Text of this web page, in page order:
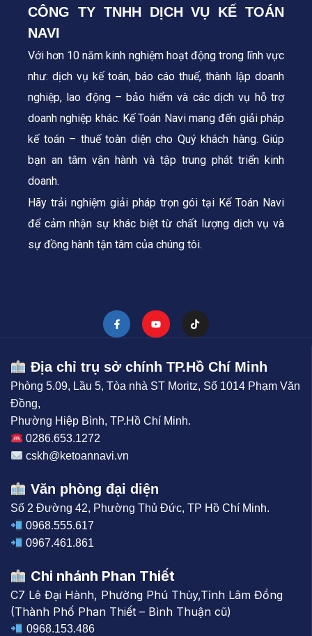
CÔNG TY TNHH DỊCH VỤ KẾ TOÁN
NAVI
Với hơn 10 năm kinh nghiệm hoạt động trong lĩnh vực
như: dịch vụ kế toán, báo cáo thuế, thành lập doanh
nghiệp, lao động – bảo hiểm và các dịch vụ hỗ trợ
doanh nghiệp khác. Kế Toán Navi mang đến giải pháp
kế toán – thuế toàn diện cho Quý khách hàng. Giúp
bạn an tâm vận hành và tập trung phát triển kinh
doanh.
Hãy trải nghiệm giải pháp trọn gói tại Kế Toán Navi
để cảm nhận sự khác biệt từ chất lượng dịch vụ và
sự đồng hành tận tâm của chúng tôi.
Địa chỉ trụ sở chính TP.Hồ Chí Minh
Phòng 5.09, Lầu 5, Tòa nhà ST Moritz, Số 1014 Phạm Văn
Đồng,
Phường Hiệp Bình, TP.Hồ Chí Minh.
0286.653.1272
cskh@ketoannavi.vn
Văn phòng đại diện
Số 2 Đường 42, Phường Thủ Đức, TP Hồ Chí Minh.
0968.555.617
0967.461.861
Chi nhánh Phan Thiết
C7 Lê Đại Hành, Phường Phú Thủy,Tỉnh Lâm Đồng
(Thành Phố Phan Thiết – Bình Thuận cũ)
0968.153.486